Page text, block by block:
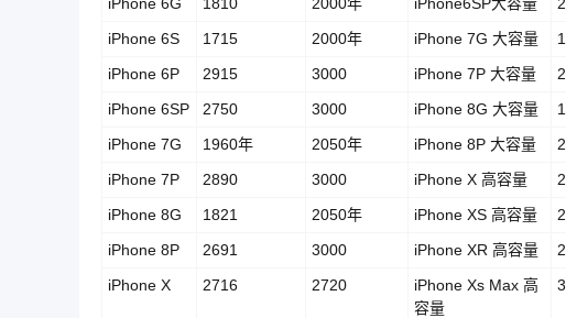
iPhone 6S
1715 2000年 iPhone 7G 大容量
iPhone 6P
2915 3000 iPhone 7P 大容量
iPhone 6SP
2750 3000 iPhone 8G 大容量
iPhone 7G
1960年 2050年 iPhone 8P 大容量
iPhone 7P
2890 3000 iPhone X 高容量
iPhone 8G
1821 2050年 iPhone XS 高容量
iPhone 8P
2691 3000 iPhone XR 高容量
iPhone X
2716 2720
iPhone Xs Max 高
容量